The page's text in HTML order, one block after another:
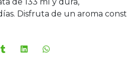
Disfruta de un aroma